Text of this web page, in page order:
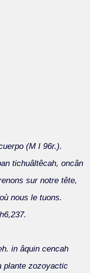
(M I 96r.).
tichuâltêcah, oncân
sur notre tête,
nous le tuons.
in âquin cencah
plante zozoyactic